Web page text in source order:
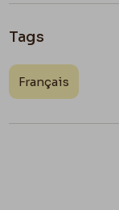
Tags
Français